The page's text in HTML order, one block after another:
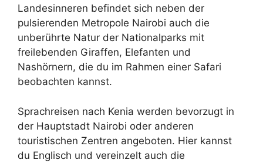
Landesinneren befindet sich neben der
pulsierenden Metropole Nairobi auch die
unberührte Natur der Nationalparks mit
freilebenden Giraffen, Elefanten und
Nashörnern, die du im Rahmen einer Safari
beobachten kannst.
Sprachreisen nach Kenia werden bevorzugt in
der Hauptstadt Nairobi oder anderen
touristischen Zentren angeboten. Hier kannst
du Englisch und vereinzelt auch die